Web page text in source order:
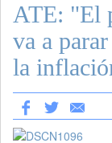
ATE: "El
va a
la